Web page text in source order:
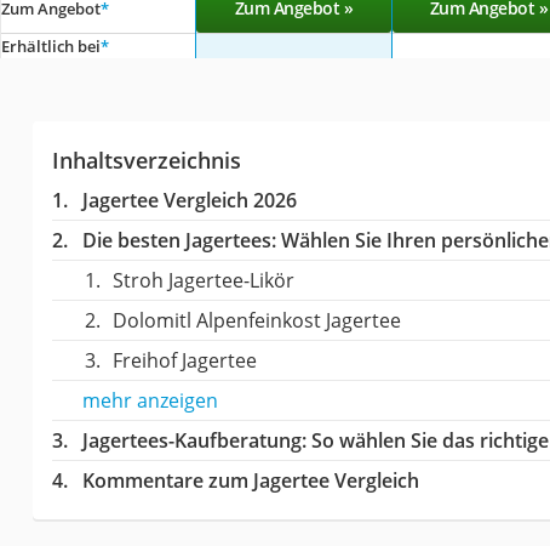
Zum Angebot* Zum Angebot » Zum Angebot »
Erhältlich bei*
Inhaltsverzeichnis
Jagertee Vergleich 2026
Die besten Jagertees:Wählen Sie Ihren
Stroh Jagertee-Likör
Dolomitl Alpenfeinkost Jagertee
Freihof Jagertee
mehr anzeigen
Jagertees-Kaufberatung: So wählen Sie das
Kommentare zum Jagertee Vergleich